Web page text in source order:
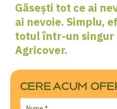
Găsești tot ce ai
ai nevoie. Simplu,
totul într-un singur
Agricover.
CERE ACUM